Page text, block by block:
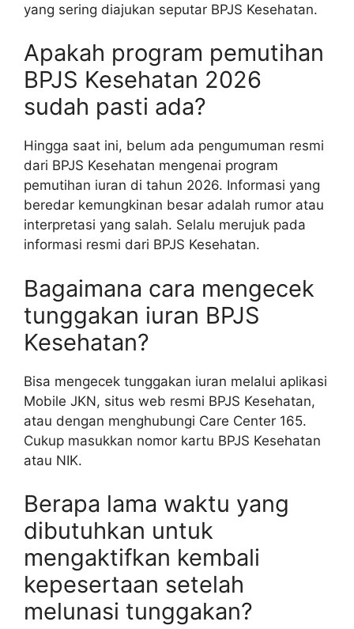
yang sering diajukan seputar BPJS Kesehatan.
Apakah program pemutihan
BPJS Kesehatan 2026
sudah pasti ada?
Hingga saat ini, belum ada pengumuman resmi
dari BPJS Kesehatan mengenai program
pemutihan iuran di tahun 2026. Informasi yang
beredar kemungkinan besar adalah rumor atau
interpretasi yang salah. Selalu merujuk pada
informasi resmi dari BPJS Kesehatan.
Bagaimana cara mengecek
tunggakan iuran BPJS
Kesehatan?
Bisa mengecek tunggakan iuran melalui aplikasi
Mobile JKN, situs web resmi BPJS Kesehatan,
atau dengan menghubungi Care Center 165.
Cukup masukkan nomor kartu BPJS Kesehatan
atau NIK.
Berapa lama waktu yang
dibutuhkan untuk
mengaktifkan kembali
kepesertaan setelah
melunasi tunggakan?